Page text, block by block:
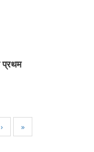
प्रथम
› »